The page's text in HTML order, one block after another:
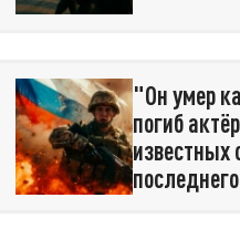
"Он умер
погиб
известных